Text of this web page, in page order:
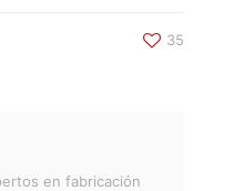
35
en fabricación